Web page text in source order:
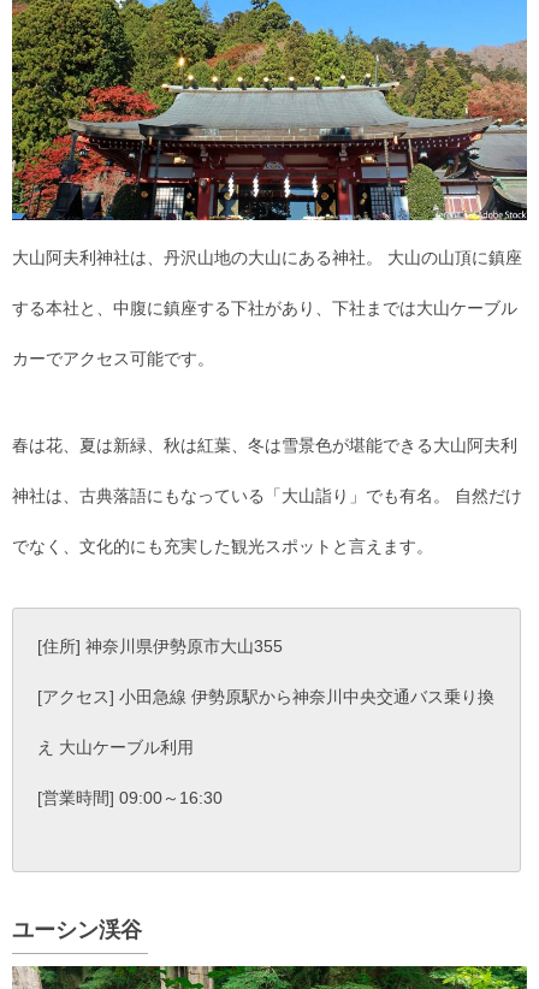
大山阿夫利神社は、丹沢山地の大山にある神社。 大山の山頂に鎮座
する本社と、中腹に鎮座する下社があり、下社までは大山ケーブル
カーでアクセス可能です。
春は花、夏は新緑、秋は紅葉、冬は雪景色が堪能できる大山阿夫利
神社は、古典落語にもなっている「大山詣り」でも有名。 自然だけ
でなく、文化的にも充実した観光スポットと言えます。
[住所] 神奈川県伊勢原市大山355
[アクセス] 小田急線 伊勢原駅から神奈川中央交通バス乗り換
え 大山ケーブル利用
[営業時間] 09:00～16:30
ユーシン渓谷